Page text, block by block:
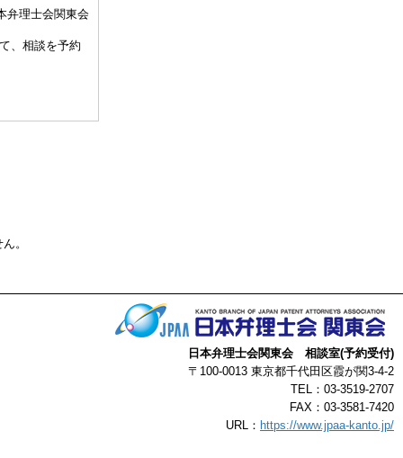
務所によって
弁理士会関東会
、相談を予約
。
日本弁理士会関東会 相談室(予約受付)
〒100-0013 東京都千代田区霞が関3-4-2
TEL：03-3519-2707
FAX：03-3581-7420
URL： https://www.jpaa-kanto.jp/